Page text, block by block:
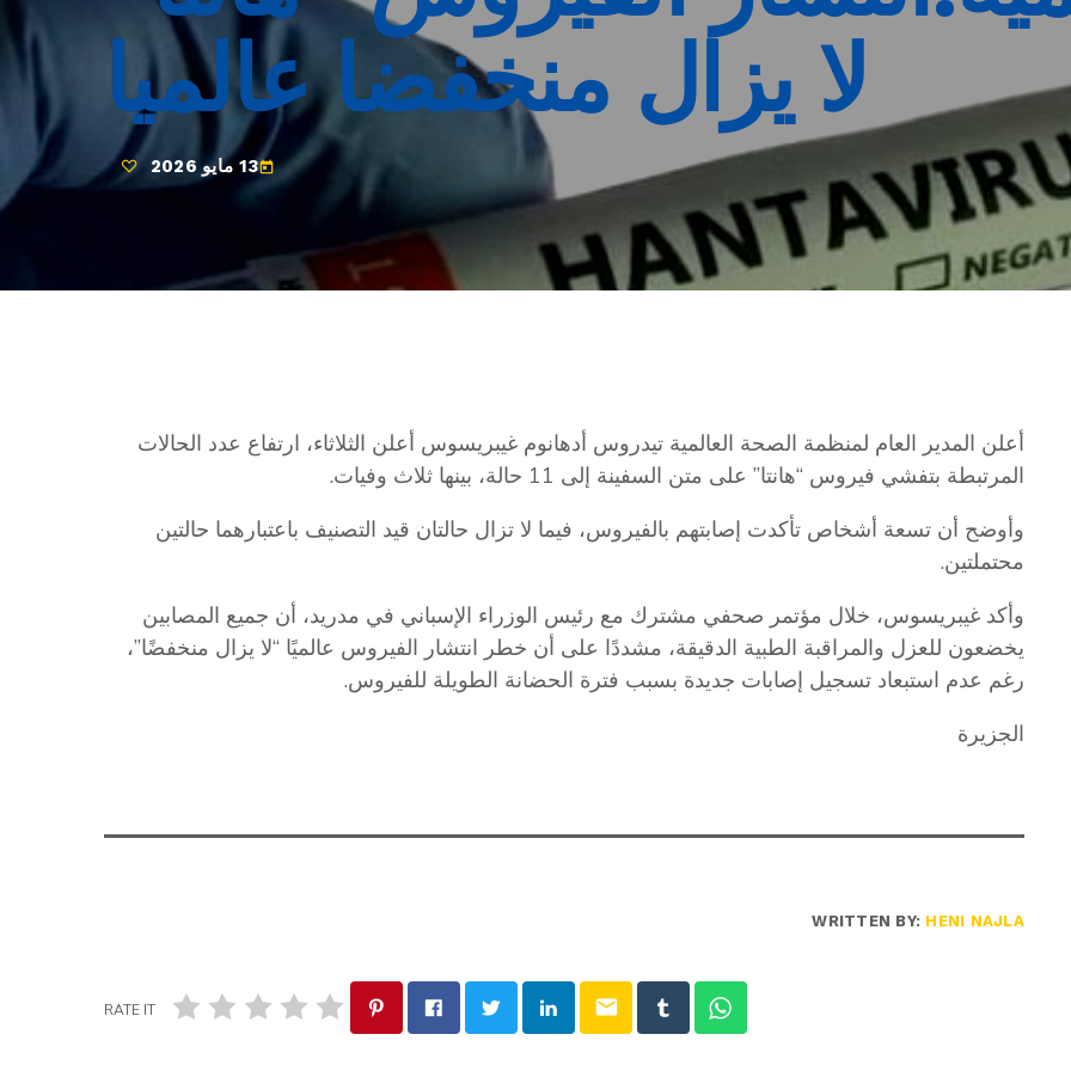
لا يزال منخفضا عالميا
today13 مايو 2026
أعلن المدير العام لمنظمة الصحة العالمية تيدروس أدهانوم غيبريسوس أعلن الثلاثاء، ارتفاع عدد الحالات
المرتبطة بتفشي فيروس “هانتا” على متن السفينة إلى 11 حالة، بينها ثلاث وفيات.
وأوضح أن تسعة أشخاص تأكدت إصابتهم بالفيروس، فيما لا تزال حالتان قيد التصنيف باعتبارهما حالتين
محتملتين.
وأكد غيبريسوس، خلال مؤتمر صحفي مشترك مع رئيس الوزراء الإسباني في مدريد، أن جميع المصابين
يخضعون للعزل والمراقبة الطبية الدقيقة، مشددًا على أن خطر انتشار الفيروس عالميًا “لا يزال منخفضًا”،
رغم عدم استبعاد تسجيل إصابات جديدة بسبب فترة الحضانة الطويلة للفيروس.
الجزيرة
WRITTEN BY: HENI NAJLA
email
RATE IT